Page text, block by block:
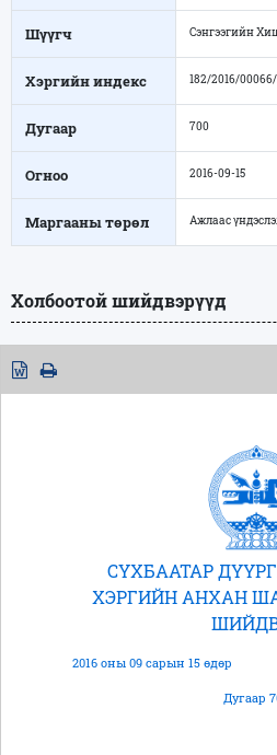
Шүүгч Сэнгээгийн
Хэргийн индекс 182/2016/
Дугаар 700
Огноо 2016-09-15
Маргааны төрөл Ажлаас
Холбоотой шийдвэрүүд
СҮХБААТАР
ХЭРГИЙН АНХАН
2016 оны 09 сарын 15 өдөр
Дугаар